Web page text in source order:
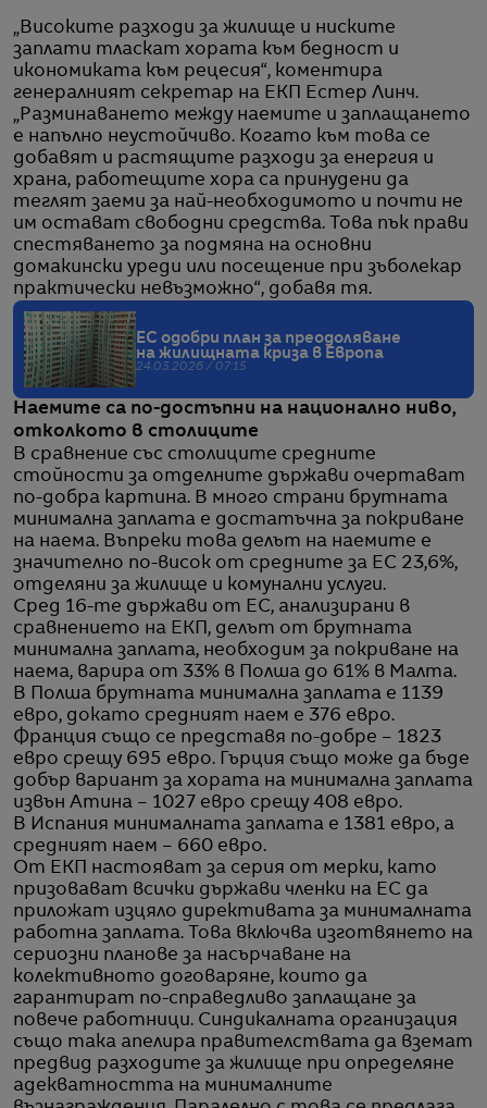
„Високите разходи за жилище и ниските
заплати тласкат хората към бедност и
икономиката към рецесия“, коментира
генералният секретар на ЕКП Естер Линч.
„Разминаването между наемите и заплащането
е напълно неустойчиво. Когато към това се
добавят и растящите разходи за енергия и
храна, работещите хора са принудени да
теглят заеми за най-необходимото и почти не
им остават свободни средства. Това пък прави
спестяването за подмяна на основни
домакински уреди или посещение при зъболекар
практически невъзможно“, добавя тя.
ЕС одобри план за преодоляване
на жилищната криза в Европа
24.03.2026 / 07:15
Наемите са по-достъпни на национално ниво,
отколкото в столиците
В сравнение със столиците средните
стойности за отделните държави очертават
по-добра картина. В много страни брутната
минимална заплата е достатъчна за покриване
на наема. Въпреки това делът на наемите е
значително по-висок от средните за ЕС 23,6%,
отделяни за жилище и комунални услуги.
Сред 16-те държави от ЕС, анализирани в
сравнението на ЕКП, делът от брутната
минимална заплата, необходим за покриване на
наема, варира от 33% в Полша до 61% в Малта.
В Полша брутната минимална заплата е 1139
евро, докато средният наем е 376 евро.
Франция също се представя по-добре – 1823
евро срещу 695 евро. Гърция също може да бъде
добър вариант за хората на минимална заплата
извън Атина – 1027 евро срещу 408 евро.
В Испания минималната заплата е 1381 евро, а
средният наем – 660 евро.
От ЕКП настояват за серия от мерки, като
призовават всички държави членки на ЕС да
приложат изцяло директивата за минималната
работна заплата. Това включва изготвянето на
сериозни планове за насърчаване на
колективното договаряне, които да
гарантират по-справедливо заплащане за
повече работници. Синдикалната организация
също така апелира правителствата да вземат
предвид разходите за жилище при определяне
адекватността на минималните